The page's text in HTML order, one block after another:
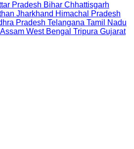
Pradesh Bihar Chhattisgarh
Jharkhand Himachal Pradesh
Pradesh Telangana Tamil Nadu
Assam West Bengal Tripura Gujarat